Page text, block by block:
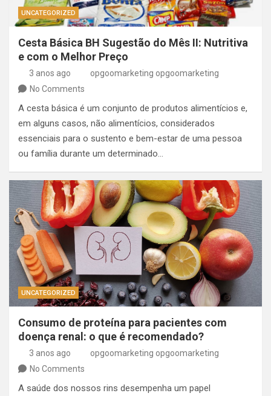
UNCATEGORIZED
Cesta Básica BH Sugestão do Mês II: Nutritiva
e com o Melhor Preço
3 anos ago
opgoomarketing opgoomarketing
No Comments
A cesta básica é um conjunto de produtos alimentícios e,
em alguns casos, não alimentícios, considerados
essenciais para o sustento e bem-estar de uma pessoa
ou família durante um determinado…
UNCATEGORIZED
Consumo de proteína para pacientes com
doença renal: o que é recomendado?
3 anos ago
opgoomarketing opgoomarketing
No Comments
A saúde dos nossos rins desempenha um papel